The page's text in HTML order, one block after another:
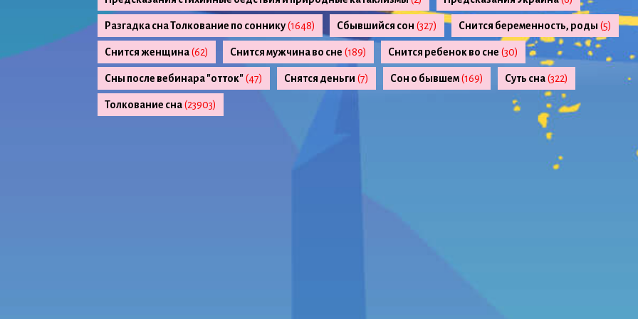
Разгадка сна Толкование по соннику(1648) Сбывшийся сон (327) Снится беременность, роды (5)
Снится женщина(62) Снится мужчина во сне (189) Снится ребенок во сне (30)
Сны после вебинара "отток"(47) Снятся деньги (7) Сон о бывшем(169) Суть сна(322)
Толкование сна(23903)